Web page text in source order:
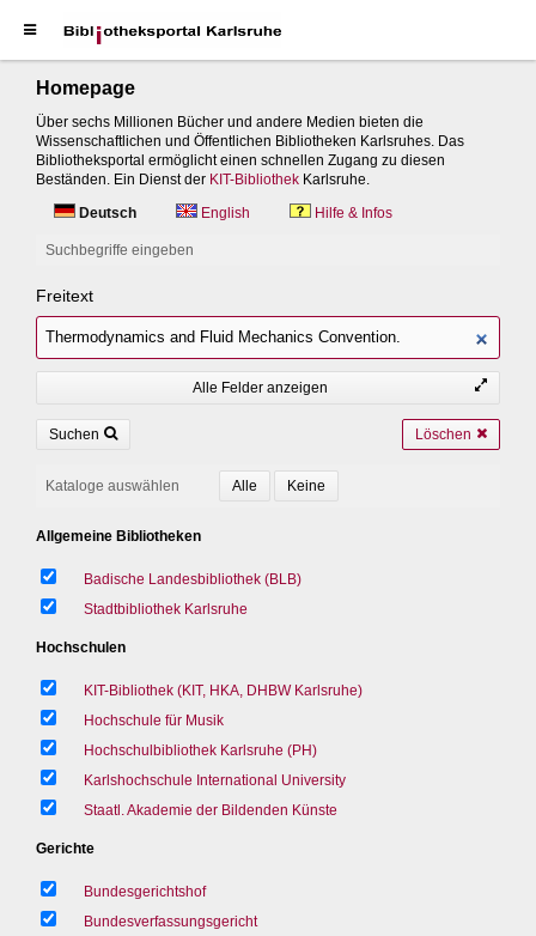
Homepage
Über sechs Millionen Bücher und andere Medien bieten die
Wissenschaftlichen und Öffentlichen Bibliotheken Karlsruhes. Das
Bibliotheksportal ermöglicht einen schnellen Zugang zu diesen
Beständen. Ein Dienst der KIT-Bibliothek Karlsruhe.
Deutsch
English Hilfe & Infos
Suchbegriffe eingeben
Freitext
Alle Felder anzeigen
Suchen Löschen
Kataloge auswählen
Allgemeine Bibliotheken
Badische Landesbibliothek (BLB)
Stadtbibliothek Karlsruhe
Hochschulen
KIT-Bibliothek (KIT, HKA, DHBW Karlsruhe)
Hochschule für Musik
Hochschulbibliothek Karlsruhe (PH)
Karlshochschule International University
Staatl. Akademie der Bildenden Künste
Gerichte
Bundesgerichtshof
Bundesverfassungsgericht